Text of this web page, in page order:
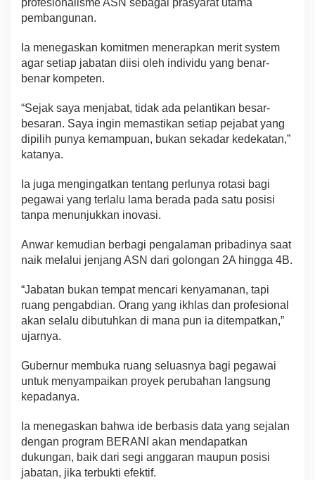
pembangunan.
Ia menegaskan komitmen menerapkan merit system
agar setiap jabatan diisi oleh individu yang benar-
benar kompeten.
“Sejak saya menjabat, tidak ada pelantikan besar-
besaran. Saya ingin memastikan setiap pejabat yang
dipilih punya kemampuan, bukan sekadar kedekatan,”
katanya.
Ia juga mengingatkan tentang perlunya rotasi bagi
pegawai yang terlalu lama berada pada satu posisi
tanpa menunjukkan inovasi.
Anwar kemudian berbagi pengalaman pribadinya saat
naik melalui jenjang ASN dari golongan 2A hingga 4B.
“Jabatan bukan tempat mencari kenyamanan, tapi
ruang pengabdian. Orang yang ikhlas dan profesional
akan selalu dibutuhkan di mana pun ia ditempatkan,”
ujarnya.
Gubernur membuka ruang seluasnya bagi pegawai
untuk menyampaikan proyek perubahan langsung
kepadanya.
Ia menegaskan bahwa ide berbasis data yang sejalan
dengan program BERANI akan mendapatkan
dukungan, baik dari segi anggaran maupun posisi
jabatan, jika terbukti efektif.